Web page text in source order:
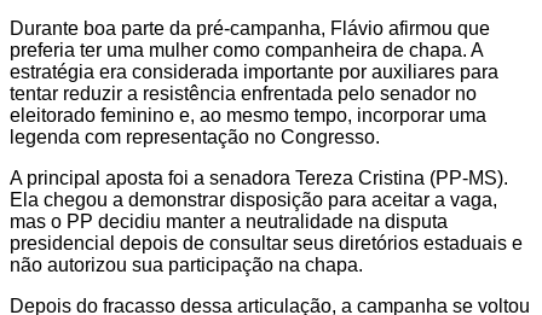
Durante boa parte da pré-campanha, Flávio afirmou que
preferia ter uma mulher como companheira de chapa. A
estratégia era considerada importante por auxiliares para
tentar reduzir a resistência enfrentada pelo senador no
eleitorado feminino e, ao mesmo tempo, incorporar uma
legenda com representação no Congresso.
A principal aposta foi a senadora Tereza Cristina (PP-MS).
Ela chegou a demonstrar disposição para aceitar a vaga,
mas o PP decidiu manter a neutralidade na disputa
presidencial depois de consultar seus diretórios estaduais e
não autorizou sua participação na chapa.
Depois do fracasso dessa articulação, a campanha se voltou